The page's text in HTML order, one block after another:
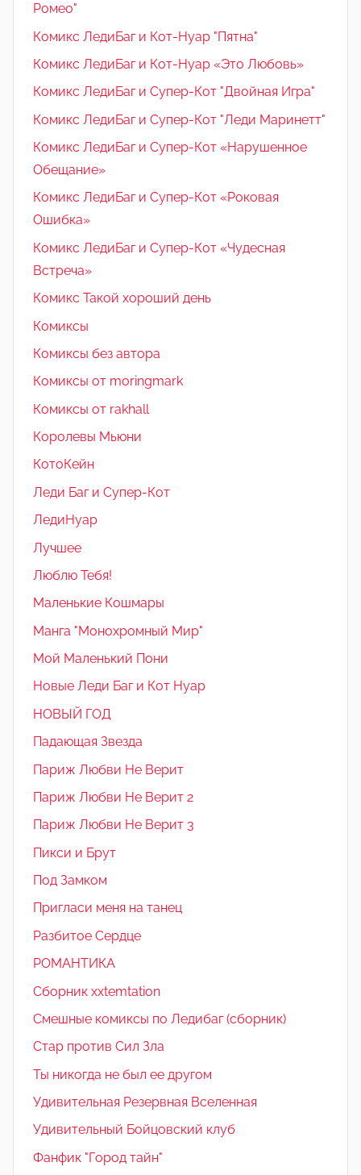
Ромео"
Комикс ЛедиБаг и Кот-Нуар "Пятна"
Комикс ЛедиБаг и Кот-Нуар «Это Любовь»
Комикс ЛедиБаг и Супер-Кот "Двойная Игра"
Комикс ЛедиБаг и Супер-Кот "Леди Маринетт"
Комикс ЛедиБаг и Супер-Кот «Нарушенное
Обещание»
Комикс ЛедиБаг и Супер-Кот «Роковая
Ошибка»
Комикс ЛедиБаг и Супер-Кот «Чудесная
Встреча»
Комикс Такой хороший день
Комиксы
Комиксы без автора
Комиксы от moringmark
Комиксы от rakhall
Королевы Мьюни
КотоКейн
Леди Баг и Супер-Кот
ЛедиНуар
Лучшее
Люблю Тебя!
Маленькие Кошмары
Манга "Монохромный Мир"
Мой Маленький Пони
Новые Леди Баг и Кот Нуар
НОВЫЙ ГОД
Падающая Звезда
Париж Любви Не Верит
Париж Любви Не Верит 2
Париж Любви Не Верит 3
Пикси и Брут
Под Замком
Пригласи меня на танец
Разбитое Сердце
РОМАНТИКА
Сборник xxtemtation
Смешные комиксы по Ледибаг (сборник)
Стар против Сил Зла
Ты никогда не был ее другом
Удивительная Резервная Вселенная
Удивительный Бойцовский клуб
Фанфик "Город тайн"